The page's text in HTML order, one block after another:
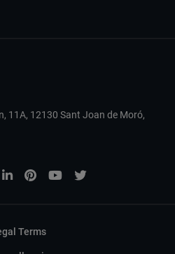
11A, 12130 Sant Joan de Moró,
Terms